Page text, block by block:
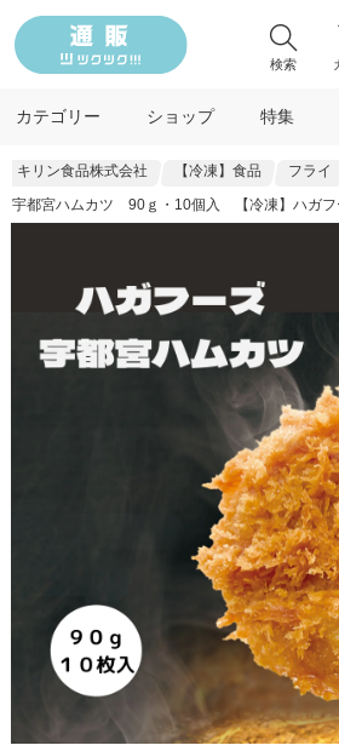
検索
カテゴリー ショップ 特集
キリン食品株式会社 【冷凍】食品
フライ
宇都宮ハムカツ 90ｇ・10個入 【冷凍】ハガフ